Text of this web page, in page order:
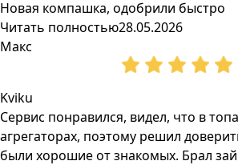
Новая компашка, одобрили быстро
Читать полностью28.05.2026
Макс
Kviku
Сервис понравился, видел, что в
агрегаторах, поэтому решил
были хорошие от знакомых. Брал